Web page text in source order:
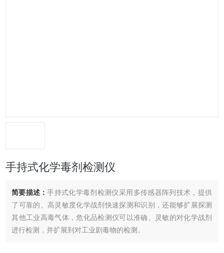
手持式化学毒剂检测仪
简要描述：手持式化学毒剂检测仪采用多传感器阵列技术，提供
了可靠的、高灵敏度化学战剂快速探测和识别，还能够扩展探测
其他工业高毒气体，危化品检测仪可以准确、灵敏的对化学战剂
进行检测，并扩展到对工业剧毒物的检测。